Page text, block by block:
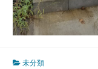
未分類